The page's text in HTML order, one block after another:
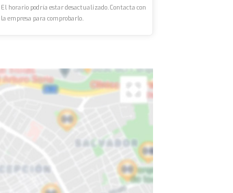
El horario podría estar desactualizado. Contacta con
la empresa para comprobarlo.